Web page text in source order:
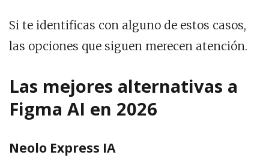
Si te identificas con alguno de estos casos,
las opciones que siguen merecen atención.
Las mejores alternativas a
Figma AI en 2026
Neolo Express IA